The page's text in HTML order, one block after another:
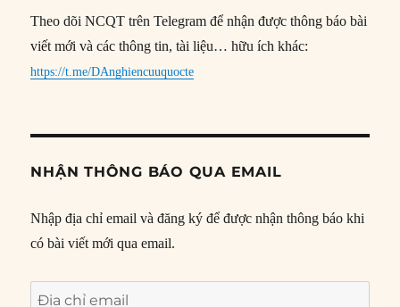
Theo dõi NCQT trên Telegram để nhận được thông báo bài
viết mới và các thông tin, tài liệu… hữu ích khác:
https://t.me/DAnghiencuuquocte
NHẬN THÔNG BÁO QUA EMAIL
Nhập địa chỉ email và đăng ký để được nhận thông báo khi
có bài viết mới qua email.
Địa